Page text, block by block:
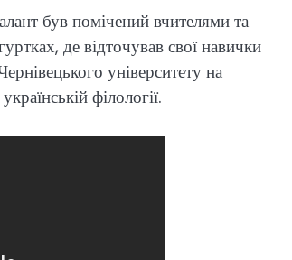
був помічений вчителями та
де відточував свої навички
університету на
філології.